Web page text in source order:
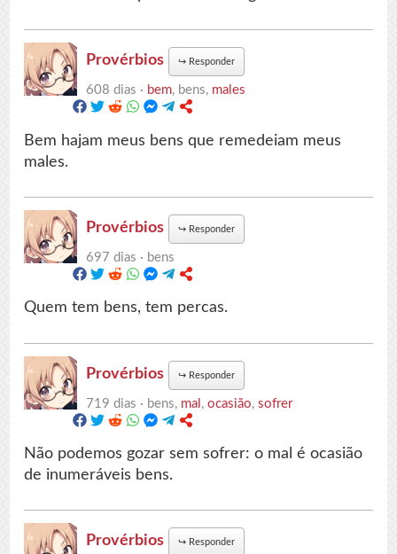
Provérbios ↪ Responder
608 dias · bem, bens, males
Bem hajam meus bens que remedeiam meus
males.
Provérbios ↪ Responder
697 dias · bens
Quem tem bens, tem percas.
Provérbios ↪ Responder
719 dias · bens, mal ,ocasião,sofrer
Não podemos gozar sem sofrer: o mal é ocasião
de inumeráveis bens.
Provérbios ↪ Responder